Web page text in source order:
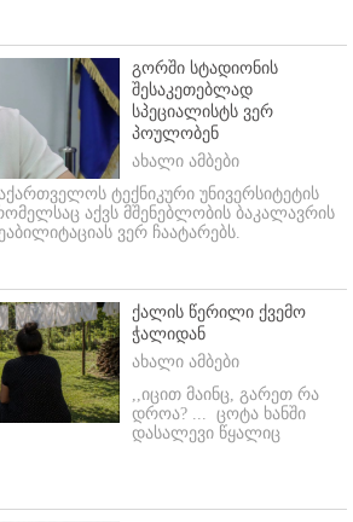
გორში სტადიონის
შესაკეთებლად
სპეციალისტს ვერ
პოულობენ
ახალი ამბები
ტექნიკური უნივერსიტეტის
აქვს მშენებლობის ბაკალავრის
ვერ ჩაატარებს.
ქალის წერილი ქვემო
ჭალიდან
ახალი ამბები
,,იცით მაინც, გარეთ რა
დროა? ... ცოტა ხანში
დასალევი წყალიც